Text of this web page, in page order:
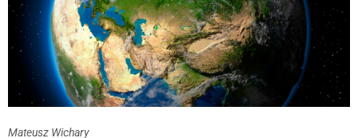
Mateusz Wichary